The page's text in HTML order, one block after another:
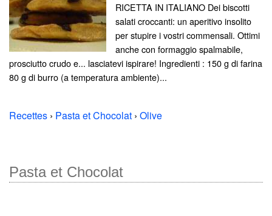
RICETTA IN ITALIANO Dei biscotti
salati croccanti: un aperitivo insolito
per stupire i vostri commensali. Ottimi
anche con formaggio spalmabile,
prosciutto crudo e... lasciatevi ispirare! Ingredienti : 150 g di farina
80 g di burro (a temperatura ambiente)...
Recettes › Pasta et Chocolat › Olive
Pasta et Chocolat